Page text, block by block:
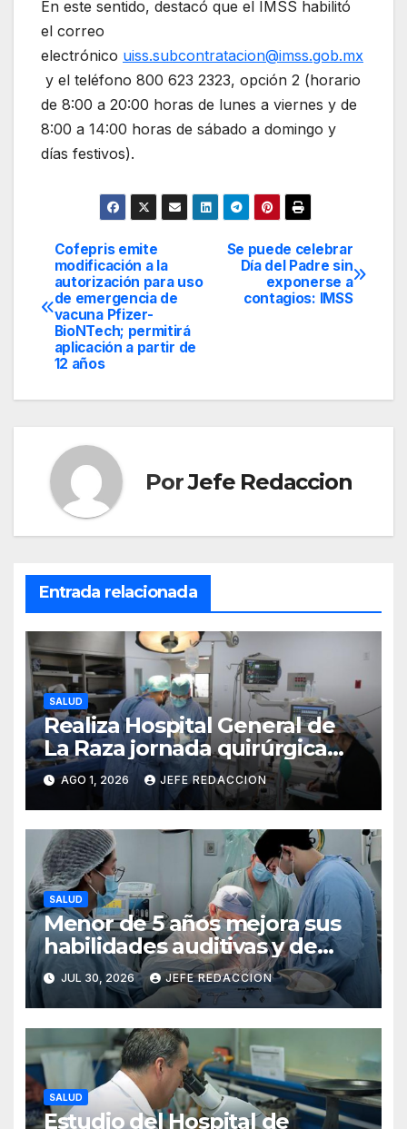
En este sentido, destacó que el IMSS habilitó
el correo
electrónico uiss.subcontratacion@imss.gob.mx
y el teléfono 800 623 2323, opción 2 (horario
de 8:00 a 20:00 horas de lunes a viernes y de
8:00 a 14:00 horas de sábado a domingo y
días festivos).
Navegación
de
entradas
Se puede celebrar
Día del Padre sin
exponerse a
contagios: IMSS
Cofepris emite
modificación a la
autorización para uso
de emergencia de
vacuna Pfizer-
BioNTech; permitirá
aplicación a partir de
12 años
PorJefe Redaccion
Entrada relacionada
SALUD
Realiza Hospital General de
La Raza jornada quirúrgica
que transforma la vida de 10
menores con labio y paladar
hendido
AGO 1, 2026 JEFE REDACCION
SALUD
Menor de 5 años mejora sus
habilidades auditivas y de
lenguaje tras intervención en
Hospital de Especialidades
del IMSS en Puebla
JUL 30, 2026 JEFE REDACCION
SALUD
Estudio del Hospital de